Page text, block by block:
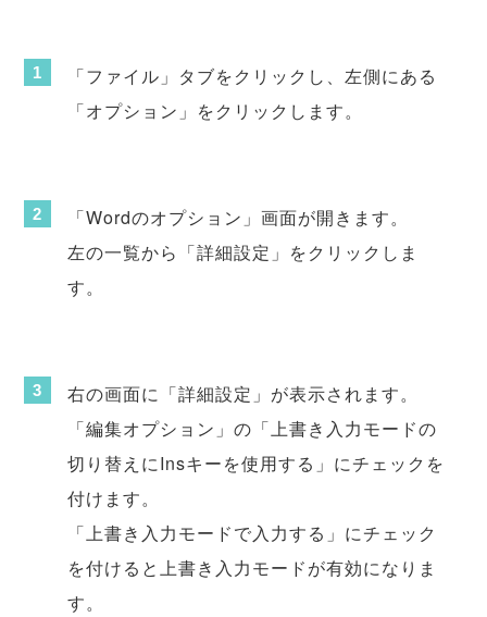
「ファイル」タブをクリックし、左側にある
「オプション」をクリックします。
「Wordのオプション」画面が開きます。
左の一覧から「詳細設定」をクリックしま
す。
右の画面に「詳細設定」が表示されます。
「編集オプション」の「上書き入力モードの
切り替えにInsキーを使用する」にチェックを
付けます。
「上書き入力モードで入力する」にチェック
を付けると上書き入力モードが有効になりま
す。